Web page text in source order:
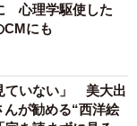
心理学駆使した
CMにも
ていない」 美大出
が勧める“西洋絵